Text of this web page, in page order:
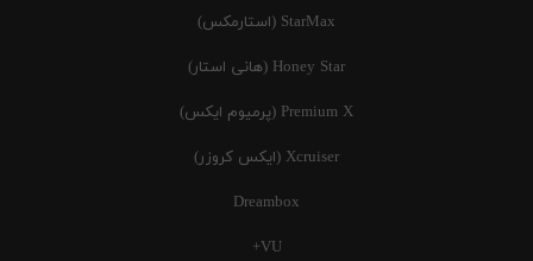
StarMax (استارمکس)
Honey Star (هانی استار)
Premium X (پرمیوم ایکس)
Xcruiser (ایکس کروزر)
Dreambox
VU+